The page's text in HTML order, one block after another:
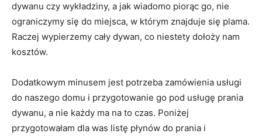
dywanu czy wykładziny, a jak wiadomo piorąc go, nie
ograniczymy się do miejsca, w którym znajduje się plama.
Raczej wypierzemy cały dywan, co niestety dołoży nam
kosztów.
Dodatkowym minusem jest potrzeba zamówienia usługi
do naszego domu i przygotowanie go pod usługę prania
dywanu, a nie każdy ma na to czas. Poniżej
przygotowałam dla was listę płynów do prania i